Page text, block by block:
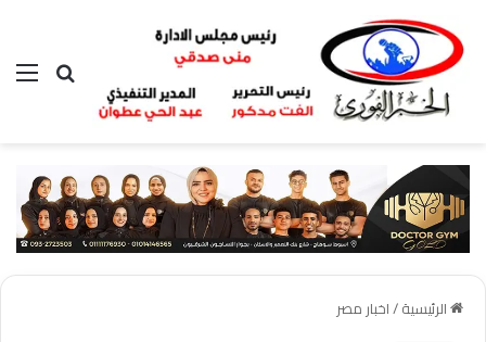
بحث عن
الرئيسية/اخبار مصر